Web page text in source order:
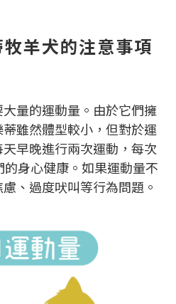
羊犬的注意事項
量的運動量。由於它們擁
雖然體型較小，但對於運
早晚進行兩次運動，每次
身心健康。如果運動量不
、過度吠叫等行為問題。